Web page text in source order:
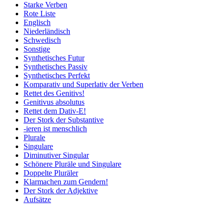
Starke Verben
Rote Liste
Englisch
Niederländisch
Schwedisch
Sonstige
Synthetisches Futur
Synthetisches Passiv
Synthetisches Perfekt
Komparativ und Superlativ der Verben
Rettet des Genitivs!
Genitivus absolutus
Rettet dem Dativ-E!
Der Stork der Substantive
-ieren ist menschlich
Plurale
Singulare
Diminutiver Singular
Schönere Pluräle und Singulare
Doppelte Pluräler
Klarmachen zum Gendern!
Der Stork der Adjektive
Aufsätze